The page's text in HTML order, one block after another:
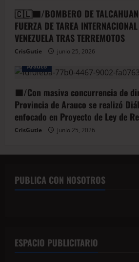
🇨🇱🟦/BOMBERO DE
FUERZA DE TAREA
VENEZUELA TRAS TERREMOTOS
CrisGutie
junio 25, 2026
Arauco
🟦/Con masiva concurrencia de
Provincia de Arauco se realizó
enfocado en Proyecto de Ley de
CrisGutie junio 25, 2026
PUBLICA CON NOSOTROS
ESPACIO PUBLICITARIO